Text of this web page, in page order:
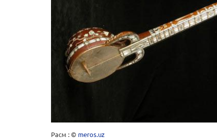
Расм : © meros.uz